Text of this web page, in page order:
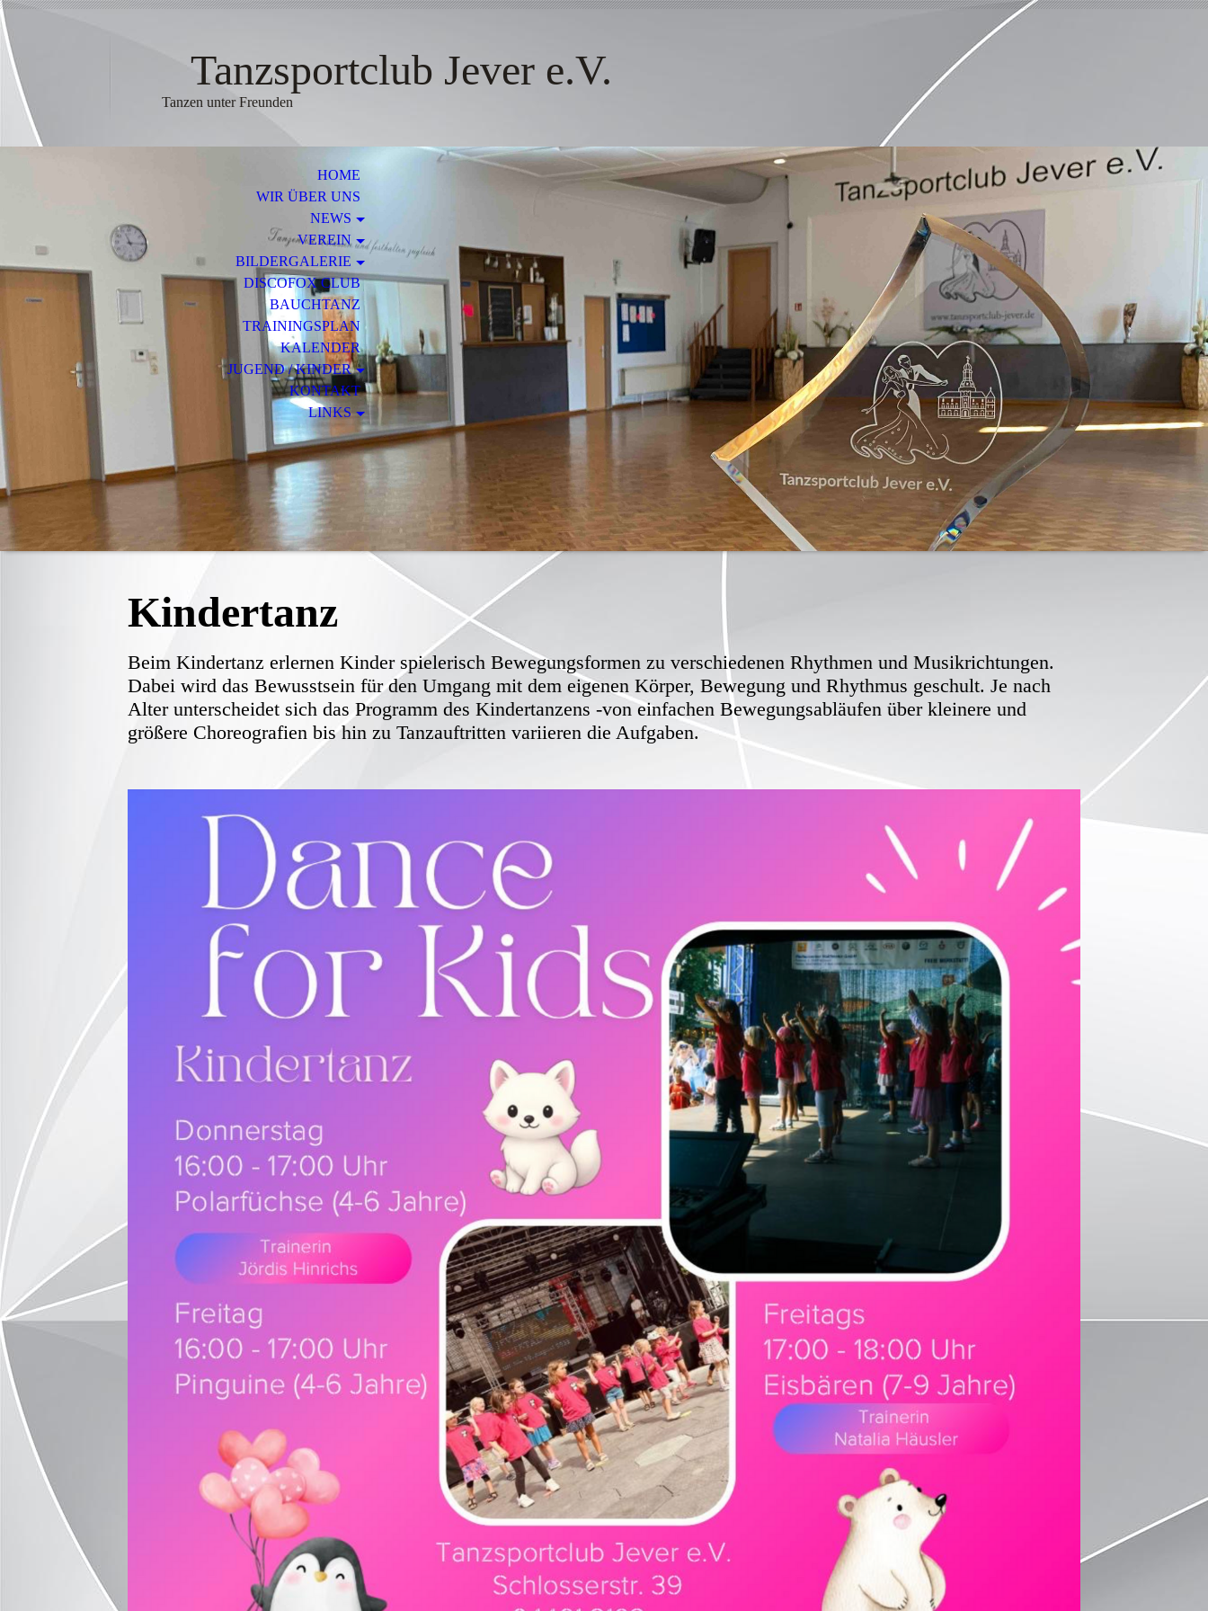
Tanzsportclub Jever e.V.
Tanzen unter Freunden
HOME
WIR ÜBER UNS
NEWS
VEREIN
BILDERGALERIE
DISCOFOX CLUB
BAUCHTANZ
TRAININGSPLAN
KALENDER
JUGEND / KINDER
KONTAKT
LINKS
Kindertanz
Beim Kindertanz erlernen Kinder spielerisch Bewegungsformen zu verschiedenen Rhythmen und Musikrichtungen.
Dabei wird das Bewusstsein für den Umgang mit dem eigenen Körper, Bewegung und Rhythmus geschult. Je nach
Alter unterscheidet sich das Programm des Kindertanzens -von einfachen Bewegungsabläufen über kleinere und
größere Choreografien bis hin zu Tanzauftritten variieren die Aufgaben.